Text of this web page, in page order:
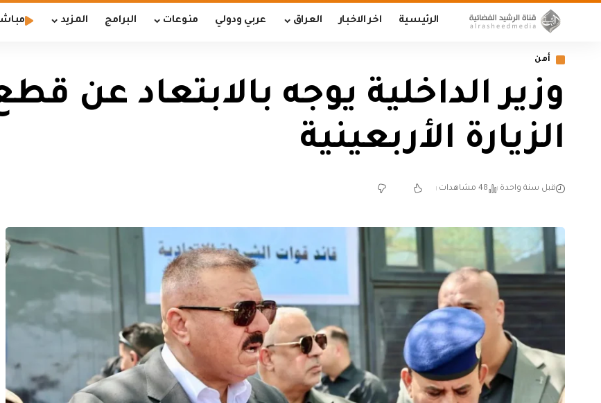
الرئيسية اخر الاخبار العراق عربي ودولي منوعات البرامج المزيد
أمن
‏وزير الداخلية يوجه بالابتعاد عن
الزيارة الأربعينية‬
قبل سنة واحدة 48 مشاهدات